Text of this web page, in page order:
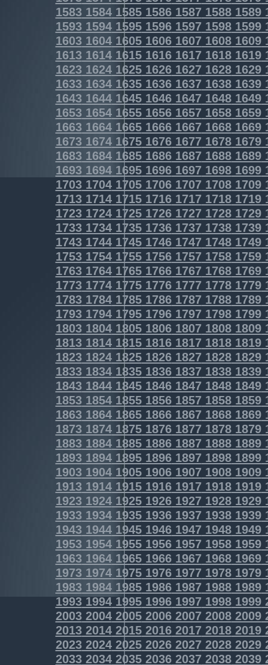
1583158415851586158715881589
1593159415951596159715981599
1603160416051606160716081609
1613161416151616161716181619
1623162416251626162716281629
1633163416351636163716381639
1643164416451646164716481649
1653165416551656165716581659
1663166416651666166716681669
1673167416751676167716781679
1683168416851686168716881689
1693169416951696169716981699
1703170417051706170717081709
1713171417151716171717181719
1723172417251726172717281729
1733173417351736173717381739
1743174417451746174717481749
1753175417551756175717581759
1763176417651766176717681769
1773177417751776177717781779
1783178417851786178717881789
1793179417951796179717981799
1803180418051806180718081809
1813181418151816181718181819
1823182418251826182718281829
1833183418351836183718381839
1843184418451846184718481849
1853185418551856185718581859
1863186418651866186718681869
1873187418751876187718781879
1883188418851886188718881889
1893189418951896189718981899
1903190419051906190719081909
1913191419151916191719181919
1923192419251926192719281929
1933193419351936193719381939
1943194419451946194719481949
1953195419551956195719581959
1963196419651966196719681969
1973197419751976197719781979
1983198419851986198719881989
1993199419951996199719981999
2003200420052006200720082009
2013201420152016201720182019
2023202420252026202720282029
2033203420352036203720382039